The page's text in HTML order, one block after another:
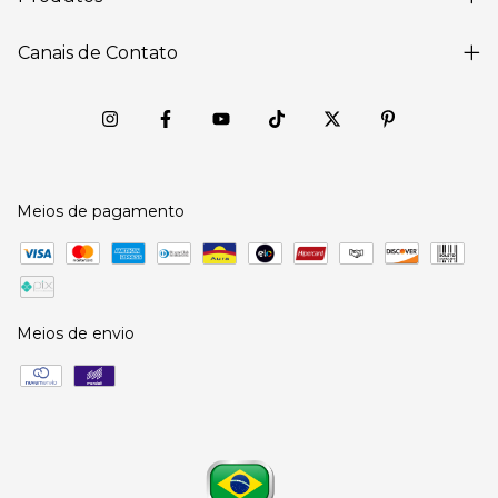
Canais de Contato
Meios de pagamento
Meios de envio